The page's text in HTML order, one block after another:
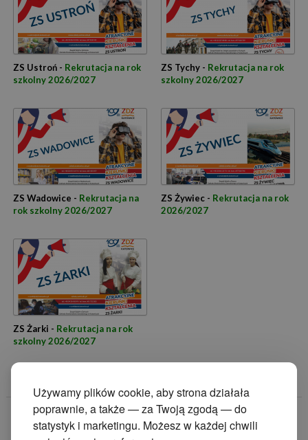
Używamy plików cookie, aby strona działała
poprawnie, a także — za Twoją zgodą — do
statystyk i marketingu. Możesz w każdej chwili
ZS Ustroń - Rekrutacja na rok
szkolny 2026/2027
ZS Tychy - Rekrutacja na rok
szkolny 2026/2027
ZS Wadowice - Rekrutacja na
rok szkolny 2026/2027
ZS Żywiec - Rekrutacja na rok
2026/2027
ZS Żarki - Rekrutacja na rok
szkolny 2026/2027
© 2014 Zakład
Doskonalenia